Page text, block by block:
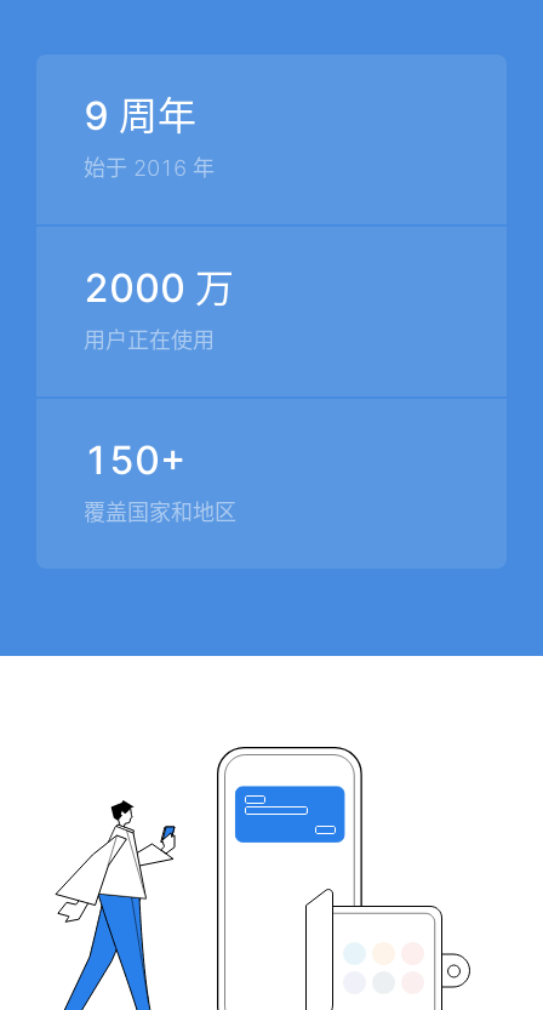
9 周年
始于 2016 年
2000 万
用户正在使用
150+
覆盖国家和地区